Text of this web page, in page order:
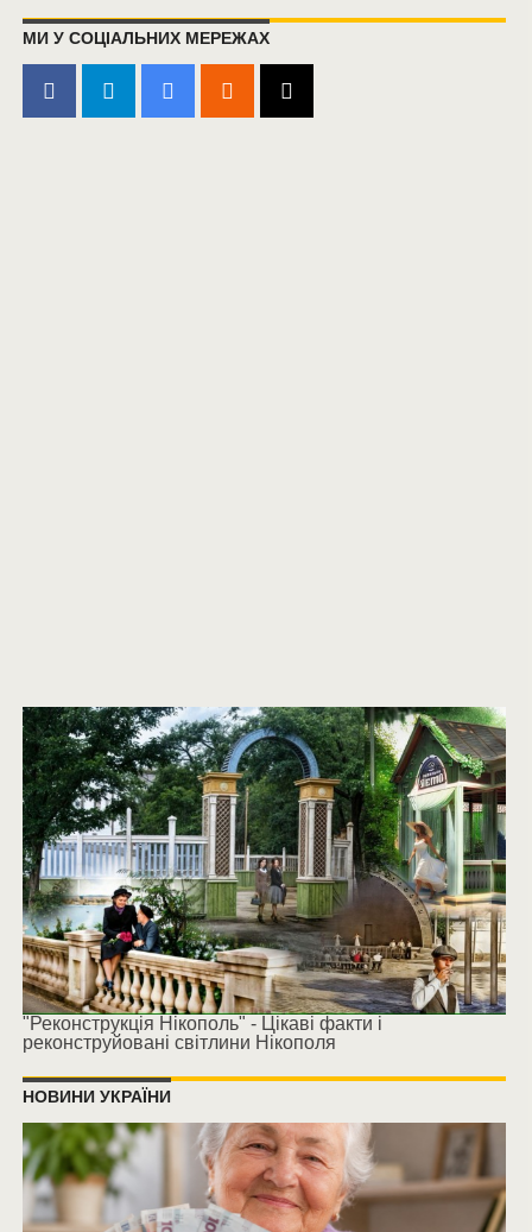
МИ У СОЦІАЛЬНИХ МЕРЕЖАХ
"Реконструкція Нікополь" - Цікаві факти і
реконструйовані світлини Нікополя
НОВИНИ УКРАЇНИ